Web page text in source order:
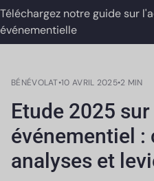
Téléchargez notre guide sur
événementielle
BÉNÉVOLAT•10 AVRIL 2025•2 MIN
Etude 2025
événementiel :
analyses et